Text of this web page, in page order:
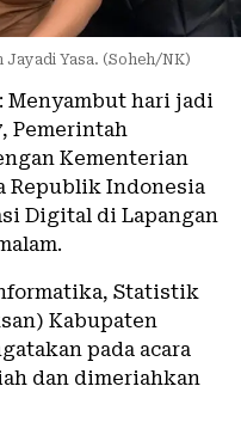
Yasa. (Soheh/NK)
Menyambut hari jadi
Pemerintah
Kementerian
Republik Indonesia
Digital di Lapangan
Statistik
Kabupaten
pada acara
dan dimeriahkan